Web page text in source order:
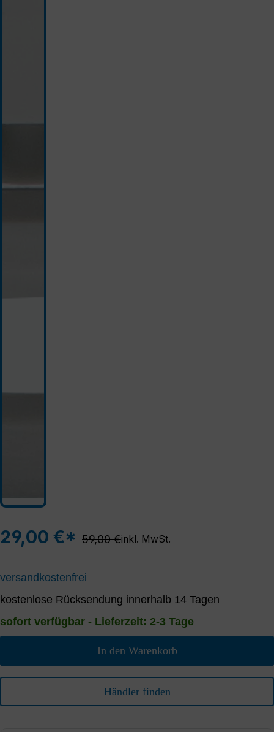
29,00 €* Regulärer Preis:
59,00 €inkl. MwSt.
versandkostenfrei
kostenlose Rücksendung innerhalb 14 Tagen
sofort verfügbar - Lieferzeit: 2-3 Tage
In den Warenkorb
Händler finden